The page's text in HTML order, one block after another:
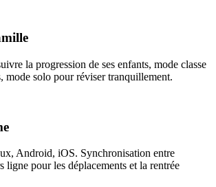
la progression de ses enfants, mode classe
mode solo pour réviser tranquillement.
Android, iOS. Synchronisation entre
ligne pour les déplacements et la rentrée